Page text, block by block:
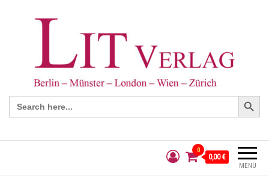
Search
for:
Search Button
MENÜ
0
0,00 €